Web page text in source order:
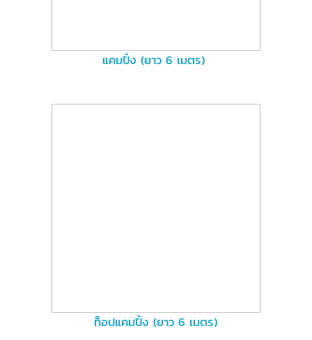
แคมปิ้ง (ยาว 6 เมตร)
ท็อปแคมปิ้ง (ยาว 6 เมตร)